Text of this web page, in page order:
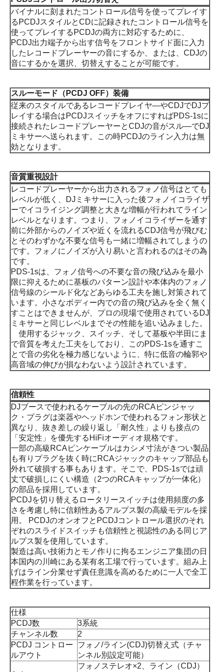
バイナルに刻まれたコントロール信号を使ってプレイす
るPCDJスタイルとCDに記録されたコントロール信号を
使ってプレイするPCDJの両方に対応するために、
PCDJ出力端子から出す信号をフロントサイド面に入力
したレコードプレーヤーの音にするか、または、CDJの
音にするかを選択、切替えすることが可能です。
スルーモード（PCDJ OFF）装備
従来のスタイルであるレコードプレイヤ―やCDJでDJプ
レイする場合はPCDJスイッチをオフにすればPDS-1sに
接続されたレコードプレーヤーとCDJの音がスル―でDJ
ミキサーへ送られます。この時PCDJのライン入力は無
効となります。
音質重視設計
レコードプレーヤーから出力されるフォノ信号はとても
レベルが低く、DJミキサーに入った後フォノイコライザ
ーでイコライジング調整と大きな増幅が行われてライン
レベルとなります。つまり、フォノイコライザーを通す
前に外部からのノイズや近くを流れるCDJ信号が飛びむ
とそのわずかな不要な信号も一緒に増幅されてしまうの
です。フォノにノイズが入り易いと言われるのはその為
です。
PDS-1sは、フォノ信号への不要な音の飛び込みを最小
限に抑えるために基板のパターン設計や本体内のフォノ
信号線のシールド化などあらゆる工夫を施し対策されて
います。小さなボディー内での音の飛び込みを全く無く
すことはできませんが、プロの現場で使用されているDJ
ミキサーと同じレベルまでその性能を追い込みました。
使用するジャック、スイッチ、そして基板や半田にま
で音質を考えた工夫をしており、このPDS-1sを通すこ
とで音の劣化を極力感じないように、特に低音の輪郭や
高音域の伸びが損なわないよう設計されています。
信頼性
DJブースで使われるケーブルの先のRCAピンジャッ
ク・プラグは楽器やヘッドホンで使われるフォン形状と
異なり、抜き差しの繰り返し「耐久性」よりも接点の
「安定性」を優先するHiFiオーディオ規格です。
一部の高級RCAピンケーブルはカシメ寸法がきつい製品
も有りプラグを抜く時にRCAジャックのキャップ部品も
外れて破損する事もあります。そこで、PDS-1sでは頑
丈で破損しにくい構造（2つのRCAキャップが一体化）
の部品を採用しています。
PCDJを切り替えるロータリースイッチは使用頻度の多
さを考慮し特に信頼性あるアルプス製の高級モデルを採
用。 PCDJのオンオフとPCDJコントロール選択のそれ
ぞれのスライドスイッチも信頼性と視認性のある同じア
ルプス製を使用しています。
製造は高い技術力とモノ作りに拘るエンジニア集団の日
本国内の川崎にある某有名工場で行っています。組み上
げはライン分業せず責任意識を高めるために一人で全工
程作業を行っています。
仕様
PCDJ数
3系統
チャンネル数
2
PCDJ コントロー
ルアウト
フォノ/ライン(CDJ)切替え式（チャ
ンネル別設定可能）
フォノステレオ×2、ライン（CDJ）